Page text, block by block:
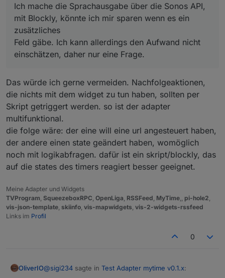
drücke ich auf Stop, stopt der Timer, aber der Kreis
vom Circle bleibt rot.
Müsste er an dieser Stelle, wegen dem folgenden
Neustart, nicht wieder weiß werden ?
und jetzt nen Wunsch ...
wäre es möglich in den Settings eine URL eintragen zu
können die am Ende des Timers aufgerufen wird ?
Ich mache die Sprachausgabe über die Sonos API, mit
Blockly, könnte ich mir sparen wenn es ein
Feld gäbe. Ich kann allerdings den Aufwand nicht
Gruß Bernd
Ich mache die Sprachausgabe über die Sonos API,
mit Blockly, könnte ich mir sparen wenn es ein
zusätzliches
Feld gäbe. Ich kann allerdings den Aufwand nicht
einschätzen, daher nur eine Frage.
Das würde ich gerne vermeiden. Nachfolgeaktionen,
die nichts mit dem widget zu tun haben, sollten per
Skript getriggert werden. so ist der adapter
multifunktional.
die folge wäre: der eine will eine url angesteuert haben,
der andere einen state geändert haben, womöglich
noch mit logikabfragen. dafür ist ein skript/blockly, das
auf die states des timers reagiert besser geeignet.
Meine Adapter und Widgets
TVProgram SqueezeboxRPC OpenLiga RSSFeed MyTime pi-hole2
vis-json-template skiinfo vis-mapwidgets vis-2-widgets-rssfeed
Links im Profil
0
OliverIO@sigi234 sagte in Test Adapter mytime v0.1.x: